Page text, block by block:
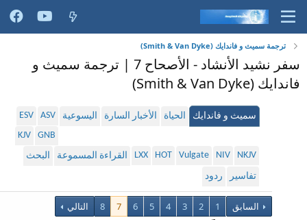
ترجمة سميث و فاندايك (Smith & Van Dyke)
سفر نشيد الأنشاد - الأصحاح 7 | ترجمة سميث و
فاندايك (Smith & Van Dyke)
سميث و فاندايك الحياة الأخبار السارة اليسوعية ASV
ESV
GNB
KJV
NKJV
NIV
Vulgate
HOT
LXX القراءة المسموعة
البحث
تفاسير
ردود
السابق 1
2
3
4
5
6
7
8 التالي